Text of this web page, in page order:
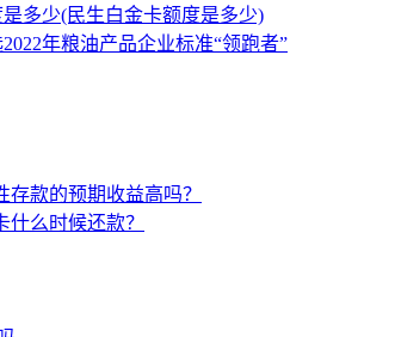
多少(民生白金卡额度是多少)
年粮油产品企业标准“领跑者”
款的预期收益高吗？
么时候还款？